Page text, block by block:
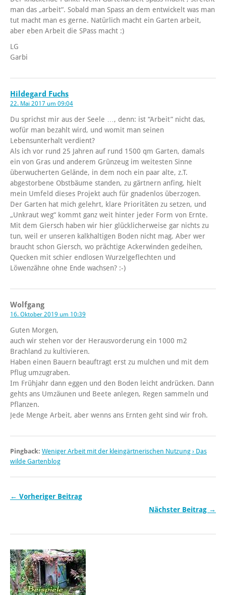
man das „arbeit“. Sobald man Spass an dem entwickelt was man
tut macht man es gerne. Natürlich macht ein Garten arbeit,
aber eben Arbeit die SPass macht :)
LG
Garbi
Hildegard Fuchs
22. Mai 2017 um 09:04
Du sprichst mir aus der Seele …, denn: ist “Arbeit” nicht das,
wofür man bezahlt wird, und womit man seinen
Lebensunterhalt verdient?
Als ich vor rund 25 Jahren auf rund 1500 qm Garten, damals
ein von Gras und anderem Grünzeug im weitesten Sinne
überwucherten Gelände, in dem noch ein paar alte, z.T.
abgestorbene Obstbäume standen, zu gärtnern anfing, hielt
mein Umfeld dieses Projekt auch für gnadenlos überzogen.
Der Garten hat mich gelehrt, klare Prioritäten zu setzen, und
„Unkraut weg“ kommt ganz weit hinter jeder Form von Ernte.
Mit dem Giersch haben wir hier glücklicherweise gar nichts zu
tun, weil er unseren kalkhaltigen Boden nicht mag. Aber wer
braucht schon Giersch, wo prächtige Ackerwinden gedeihen,
Quecken mit schier endlosen Wurzelgeflechten und
Löwenzähne ohne Ende wachsen? :-)
Wolfgang
16. Oktober 2019 um 10:39
Guten Morgen,
auch wir stehen vor der Herausvorderung ein 1000 m2
Brachland zu kultivieren.
Haben einen Bauern beauftragt erst zu mulchen und mit dem
Pflug umzugraben.
Im Frühjahr dann eggen und den Boden leicht andrücken. Dann
gehts ans Umzäunen und Beete anlegen, Regen sammeln und
Pflanzen.
Jede Menge Arbeit, aber wenns ans Ernten geht sind wir froh.
Pingback: Weniger Arbeit mit der kleingärtnerischen Nutzung › Das
wilde Gartenblog
← Vorheriger Beitrag
Nächster Beitrag →